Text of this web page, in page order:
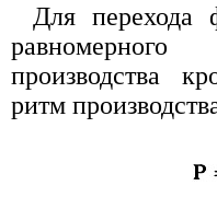
Для перехода
производства
ритм